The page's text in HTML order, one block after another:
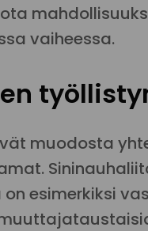
vaiheessa.
muodosta
on esimerkiksi